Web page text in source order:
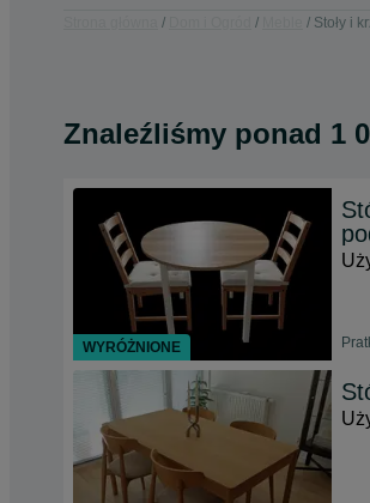
Stoły i
Znaleźliśmy ponad 1
WYRÓŻNIONE